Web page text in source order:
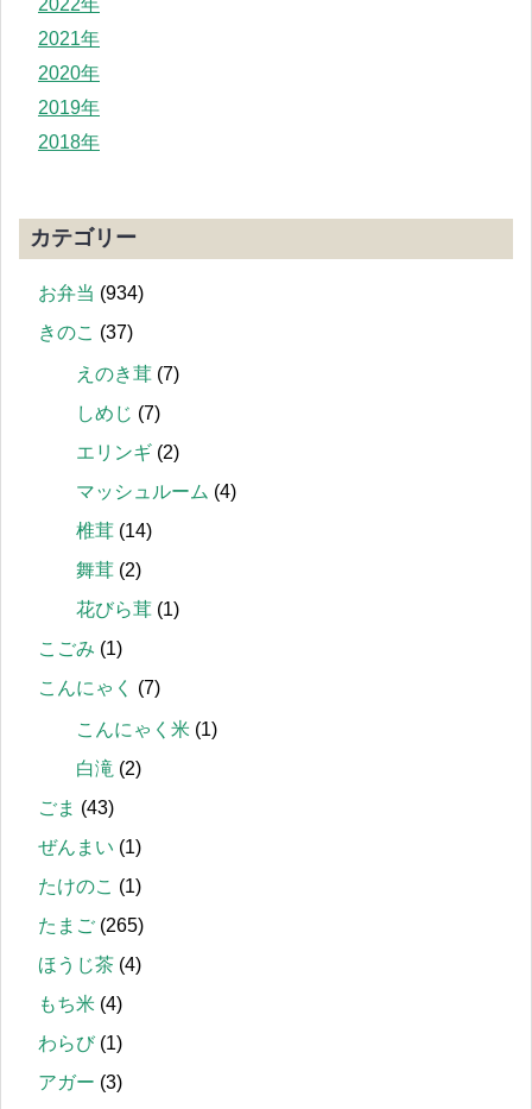
2021年
2020年
2019年
2018年
カテゴリー
お弁当 (934)
きのこ (37)
えのき茸 (7)
しめじ (7)
エリンギ (2)
マッシュルーム (4)
椎茸 (14)
舞茸 (2)
花びら茸 (1)
こごみ (1)
こんにゃく
(7)
こんにゃく米 (1)
白滝 (2)
ごま (43)
ぜんまい (1)
たけのこ (1)
たまご (265)
ほうじ茶 (4)
もち米 (4)
わらび(1)
アガー (3)